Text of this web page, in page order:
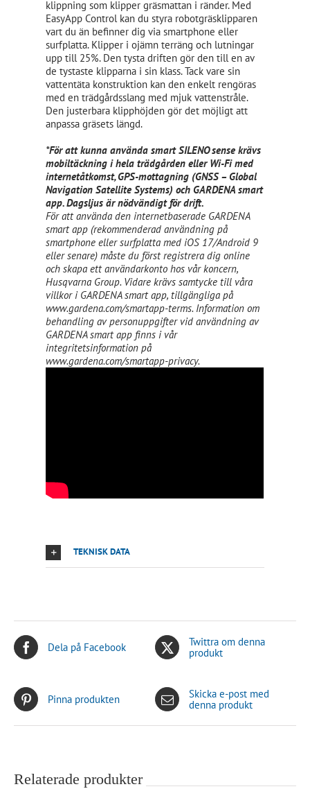
klippning som klipper gräsmattan i ränder. Med
EasyApp Control kan du styra robotgräsklipparen
vart du än befinner dig via smartphone eller
surfplatta. Klipper i ojämn terräng och lutningar
upp till 25%. Den tysta driften gör den till en av
de tystaste klipparna i sin klass. Tack vare sin
vattentäta konstruktion kan den enkelt rengöras
med en trädgårdsslang med mjuk vattenstråle.
Den justerbara klipphöjden gör det möjligt att
anpassa gräsets längd.
*För att kunna använda smart SILENO sense krävs
mobiltäckning i hela trädgården eller Wi-Fi med
internetåtkomst, GPS-mottagning (GNSS – Global
Navigation Satellite Systems) och GARDENA smart
app. Dagsljus är nödvändigt för drift.
För att använda den internetbaserade GARDENA
smart app (rekommenderad användning på
smartphone eller surfplatta med iOS 17/Android 9
eller senare) måste du först registrera dig online
och skapa ett användarkonto hos vår koncern,
Husqvarna Group. Vidare krävs samtycke till våra
villkor i GARDENA smart app, tillgängliga på
www.gardena.com/smartapp-terms. Information om
behandling av personuppgifter vid användning av
GARDENA smart app finns i vår
integritetsinformation på
www.gardena.com/smartapp-privacy.
TEKNISK DATA
Dela på Facebook
Twittra om denna
produkt
Pinna produkten
Skicka e-post med
denna produkt
Relaterade produkter